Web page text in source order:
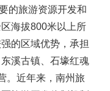
的旅游资源开发和
海拔800米以上所
的区域优势，承担
溪古镇、石壕红魂
。近年来，南州旅